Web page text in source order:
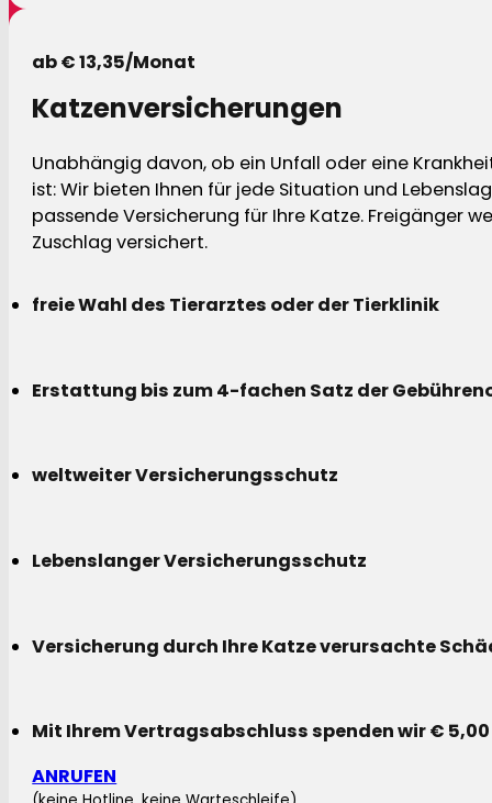
ab € 13,35/Monat
Katzenversicherungen
Unabhängig davon, ob ein Unfall oder eine
ist: Wir bieten Ihnen für jede Situation und
passende Versicherung für Ihre Katze. Freigänger
Zuschlag versichert.
freie Wahl des Tierarztes oder der Tierklinik
Erstattung bis zum 4-fachen Satz der
weltweiter Versicherungsschutz
Lebenslanger Versicherungsschutz
Versicherung durch Ihre Katze verursachte
Mit Ihrem Vertragsabschluss spenden wir €
ANRUFEN